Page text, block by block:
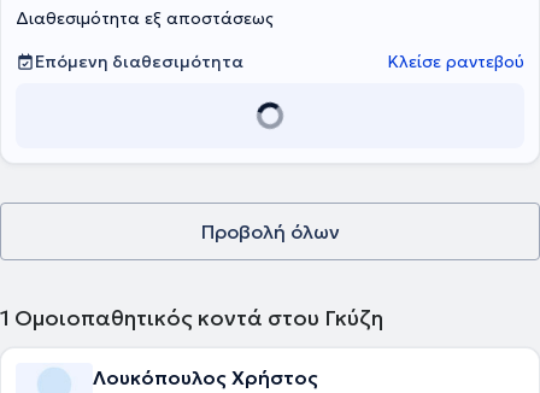
Διαθεσιμότητα εξ αποστάσεως
Επόμενη διαθεσιμότητα
Κλείσε ραντεβού
Προβολή όλων
1 Ομοιοπαθητικός κοντά στου Γκύζη
Λουκόπουλος Χρήστος